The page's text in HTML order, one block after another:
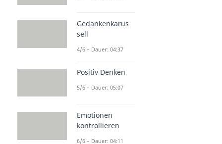
Gedankenkarus
sell
4/6 – Dauer: 04:37
Positiv Denken
5/6 – Dauer: 05:07
Emotionen
kontrollieren
6/6 – Dauer: 04:11